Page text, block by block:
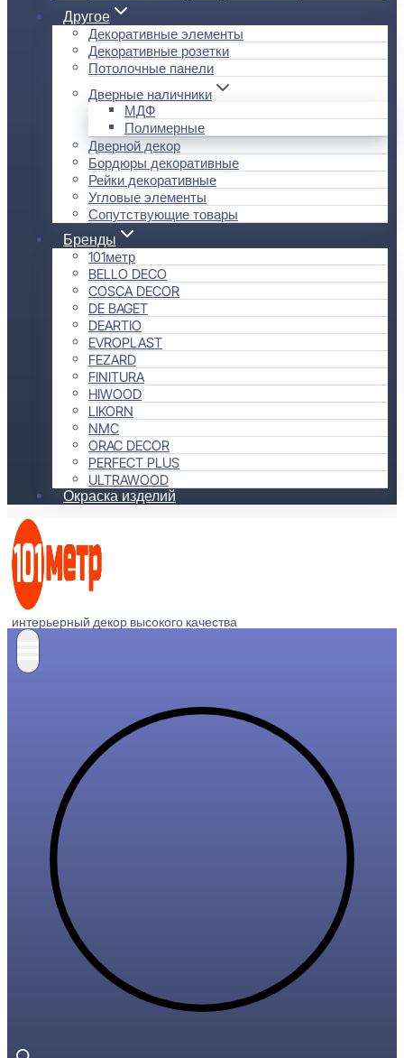
Другое
Декоративные элементы
Декоративные розетки
Потолочные панели
Дверные наличники
МДФ
Полимерные
Дверной декор
Бордюры декоративные
Рейки декоративные
Угловые элементы
Сопутствующие товары
Бренды
101метр
BELLO DECO
COSCA DECOR
DE BAGET
DEARTIO
EVROPLAST
FEZARD
FINITURA
HIWOOD
LIKORN
NMC
ORAC DECOR
PERFECT PLUS
ULTRAWOOD
Окраска изделий
интерьерный декор высокого качества